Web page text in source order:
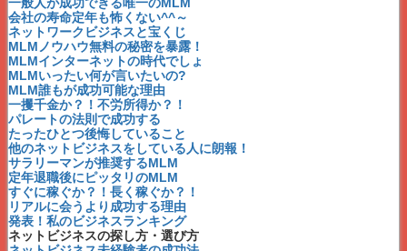
ブランディング戦略で成功
時間をかけずに成功しよう！
タダで学んでも成功できない
日本のMLMがこの10年で変わる！
常識を破れば成功できる
月収１００万が夢で終わらない理由
ブログを書く7つの習慣化
時間管理をするな！
成功の決め手はknow-who
中傷記事やコピペの対処法
プラトーを知れば成功できる
誰にでも出来るセルフコーチング
コーチングって何？
すぐに稼ぐか？長く稼ぐか？
時間泥棒になってない？
他のネットビジネスをしている人に朗報！
定年後にピッタリのMLM
会社の寿命定年も怖くない^^～
ネットワークビジネスと宝くじ
MLMノウハウ無料の秘密を暴露！
MLMインターネットの時代でしょ
MLMいったい何が言いたいの?
MLM誰もが成功可能な理由
一攫千金か？！不労所得か？！
パレートの法則で成功する
たったひとつ後悔していること
他のネットビジネスをしている人に朗報！
サラリーマンが推奨するMLM
定年退職後にピッタリのMLM
すぐに稼ぐか？！長く稼ぐか？！
リアルに会うより成功する理由
発表！私のビジネスランキング
ネットビジネスの探し方・選び方